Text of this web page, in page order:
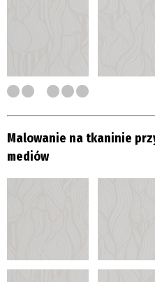
Malowanie na tkaninie
mediów